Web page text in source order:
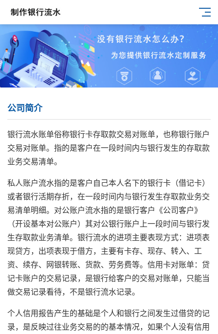
公司简介
银行流水账单俗称银行卡存取款交易对账单，也称银行账户
交易对账单。指的是客户在一段时间内与银行发生的存取款
业务交易清单。
私人账户流水指的是客户自己本人名下的银行卡（借记卡）
或者银行活期存折，在一段时间内与银行发生存取款业务交
易清单明细。对公账户流水指的是银行客户《公司客户》
（开设基本对公账户）其对公银行账户上一段时间与银行发
生存取款业务清单。银行流水的进项主要表现方式：进项表
现贷方，出项表现于借方，主要有卡存、现存、转入、工
资、续存、网银转账、货款、劳务费等。信用卡对账单：贷
记卡账户的交易记录，是银行给客户的交易对账单，只能当
做交易记录看待，不是银行流水记录。
个人信用报告产生的基础是个人和银行之间发生过借贷的记
录，是反映过往业务交易的的基本情况，如果个人没有信用